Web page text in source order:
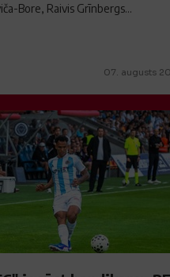
Bore, Raivis Grīnbergs...
07. augusts